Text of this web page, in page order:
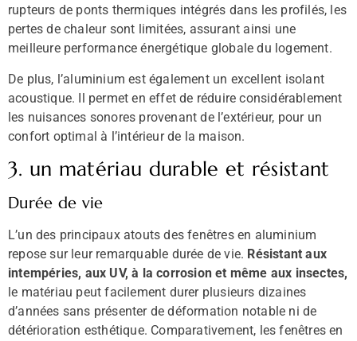
rupteurs de ponts thermiques intégrés dans les profilés, les
pertes de chaleur sont limitées, assurant ainsi une
meilleure performance énergétique globale du logement.
De plus, l’aluminium est également un excellent isolant
acoustique. Il permet en effet de réduire considérablement
les nuisances sonores provenant de l’extérieur, pour un
confort optimal à l’intérieur de la maison.
3. un matériau durable et résistant
Durée de vie
L’un des principaux atouts des fenêtres en aluminium
repose sur leur remarquable durée de vie. Résistant aux
intempéries, aux UV, à la corrosion et même aux insectes,
le matériau peut facilement durer plusieurs dizaines
d’années sans présenter de déformation notable ni de
détérioration esthétique. Comparativement, les fenêtres en